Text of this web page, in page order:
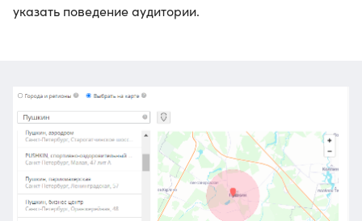
указать поведение аудитории.